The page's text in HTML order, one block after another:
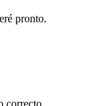
pronto.
correcto.